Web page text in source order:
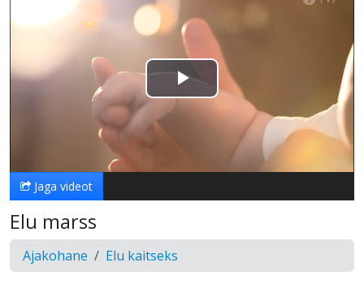
Esita
video
Jaga videot
Elu marss
Ajakohane Elu kaitseks